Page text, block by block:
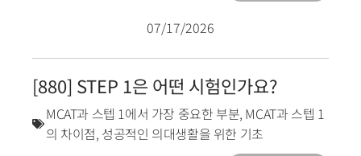
07/17/2026
[880] STEP 1은 어떤 시험인가요?
MCAT과 스텝 1에서 가장 중요한 부분, MCAT과 스텝 1
의 차이점, 성공적인 의대생활을 위한 기초